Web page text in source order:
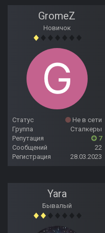
GromeZ
Новичок
Статус
Не в сети
Группа
Сталкеры
Репутация
7
Сообщений
22
Регистрация
28.03.2023
Yara
Бывалый